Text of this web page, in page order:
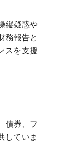
縦疑惑や
務報告と
スを支援
債券、フ
していま